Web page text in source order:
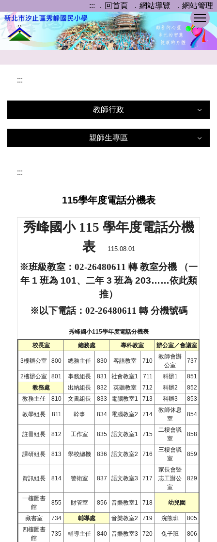
到
主
要
容
::: ．回首頁 ．網站導覽 ．網站管理
:::
教師行政
教師行政
班級教室位置圖
檔案下載
親師生專區
志工隊
教育基金會
校園輔導期刊
秀峰校園趣
校園食材登錄平臺
健康中心公告
:::
115學年度電話分機表
秀峰國小 115 學年度電話分機
表
115.08.01
※班級教室：02-26480611 轉 教室分機
（一
年 1 班為 101、二年 3 班為 203……依此類
推）
※以下電話：02-26480611 轉 分機號碼
秀峰國小115學年度電話分機表
校長室
總務處 專科教室 辦公室／會議室
3樓辦公室 800 總務主任 830 客語教室 710
教師會辦
公室
737
2樓辦公室 801 事務組長 831 社會教室1 711 科辦1
851
教務處
出納組長 832 英聽教室 712 科辦2
852
教務主任
810 文書組長 833 電腦教室1 713 科辦3 853
教學組長 811 幹事 834 電腦教室2 714
教師休息
室
854
註冊組長 812 工作室 835 語文教室1 715
二樓會議
室
858
課研組長 813 學校總機 836 語文教室2 716
三樓會議
室
859
資訊組長 814 警衛室 837 語文教室3 717
家長會暨
志工辦公
室
829
一樓圖書
館
855 財管室 856 音樂教室1 718 幼兒園
藏書室 734 輔導處 音樂教室2 719 浣熊班
805
四樓圖書
館
735 輔導主任 840 音樂教室3 720 兔子班 806